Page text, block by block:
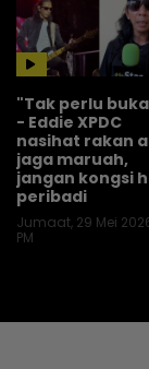
"Tak perlu
- Eddie XPDC
nasihat rakan
jaga maruah,
jangan kongsi
peribadi
Jumaat, 29 Mei
PM